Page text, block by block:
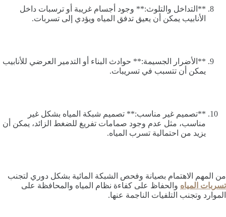
**التداخل والتلوث:** وجود أجسام غريبة أو ترسبات داخل
الأنابيب يمكن أن يعيق تدفق المياه ويؤدي إلى تسربات.
**الأضرار الجسيمة:** حوادث البناء أو التدمير العرضي للأنابيب
يمكن أن تتسبب في تسريبات.
**تصميم غير مناسب:** تصميم شبكة المياه بشكل غير
مناسب، مثل عدم وجود صمامات تفريغ للضغط الزائد، يمكن أن
يزيد من احتمالية تسرب المياه.
من المهم الاهتمام بصيانة وفحص الشبكة المائية بشكل دوري لتجنب
تسربات المياه والحفاظ على كفاءة نظام المياه والمحافظة على
الموارد وتجنب التلفيات الناجمة عنها.